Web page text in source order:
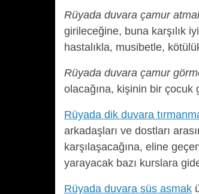
Rüyada duvara çamur
girileceğine, buna karşılık
hastalıkla, musibetle,
Rüyada duvara çamur
olacağına, kişinin bir
Rüyada dik duvara
arkadaşları ve dostları
karşılaşacağına, eline
yarayacak bazı kurslara
Rüyada duvara süs asmak